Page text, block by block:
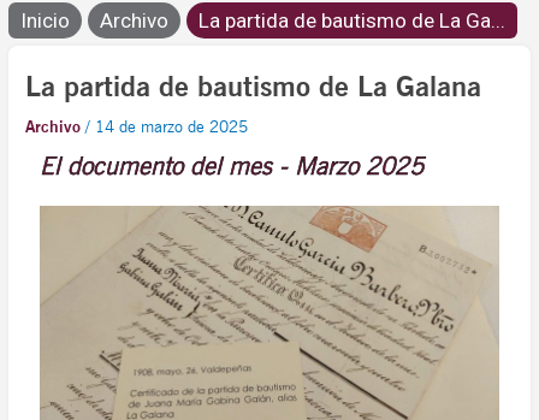
Inicio Archivo La partida de bautismo de La Ga...
La partida de bautismo de La Galana
Archivo / 14 de marzo de 2025
El documento del mes - Marzo 2025